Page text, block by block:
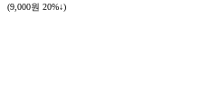
(9,000원 20%↓)